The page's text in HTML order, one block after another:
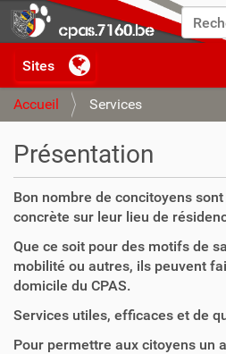
Accueil Services
Présentation
Bon nombre de concitoyens
concrète sur leur lieu de
Que ce soit pour des motifs de
mobilité ou autres, ils peuvent
domicile du CPAS.
Services utiles, efficaces et de
Pour permettre aux citoyens un